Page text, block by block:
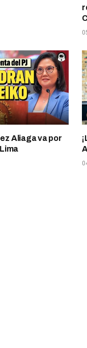
Aliaga va por